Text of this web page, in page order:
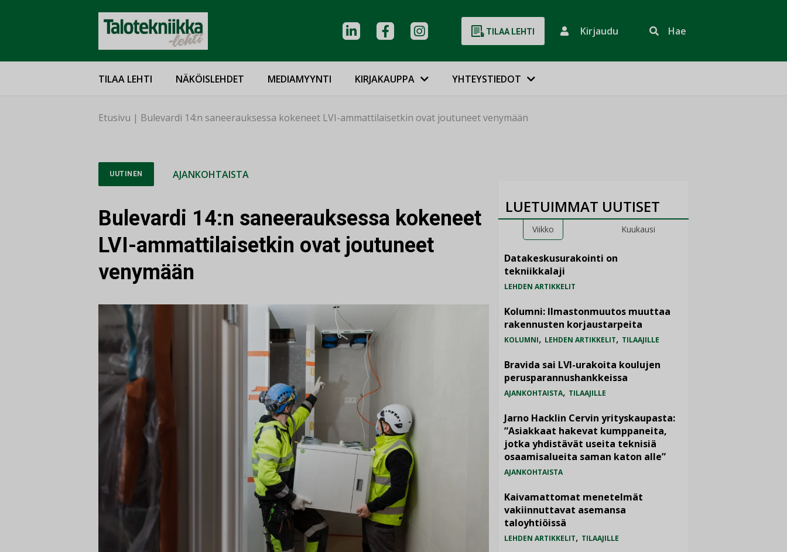
TILAA LEHTI Kirjaudu Hae
TILAA LEHTI NÄKÖISLEHDET MEDIAMYYNTI KIRJAKAUPPA YHTEYSTIEDOT
Etusivu | Bulevardi 14:n saneerauksessa kokeneet LVI-ammattilaisetkin ovat joutuneet venymään
UUTINEN AJANKOHTAISTA
Bulevardi 14:n saneerauksessa kokeneet
LVI-ammattilaisetkin ovat joutuneet
venymään
LUETUIMMAT UUTISET
Viikko Kuukausi
Datakeskusurakointi on
tekniikkalaji
LEHDEN ARTIKKELIT
Kolumni: Ilmastonmuutos muuttaa
rakennusten korjaustarpeita
KOLUMNI, LEHDEN ARTIKKELIT, TILAAJILLE
Bravida sai LVI-urakoita koulujen
perusparannushankkeissa
AJANKOHTAISTA, TILAAJILLE
Jarno Hacklin Cervin yrityskaupasta:
”Asiakkaat hakevat kumppaneita,
jotka yhdistävät useita teknisiä
osaamisalueita saman katon alle”
AJANKOHTAISTA
Kaivamattomat menetelmät
vakiinnuttavat asemansa
taloyhtiöissä
LEHDEN ARTIKKELIT, TILAAJILLE